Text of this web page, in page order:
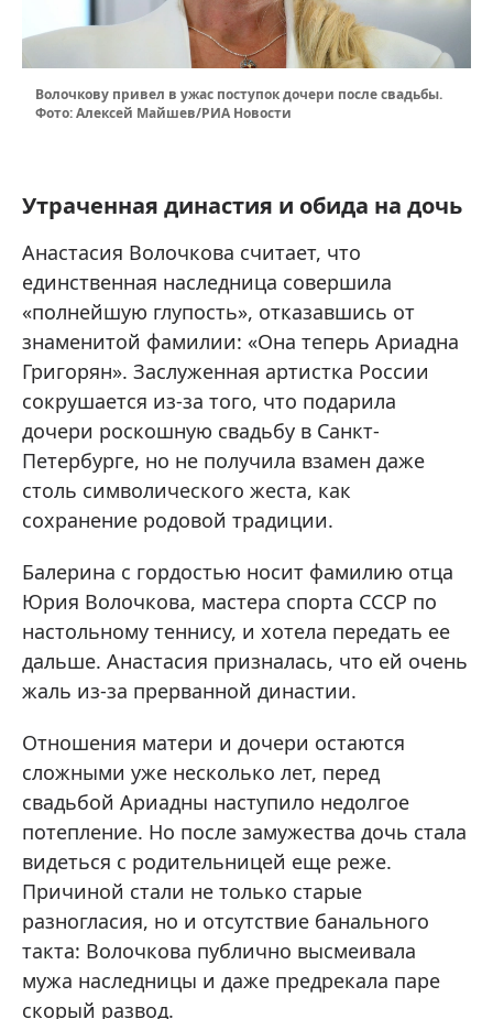
Волочкову привел в ужас поступок дочери после свадьбы.
Фото: Алексей Майшев/РИА Новости
Утраченная династия и обида на дочь
Анастасия Волочкова считает, что
единственная наследница совершила
«полнейшую глупость», отказавшись от
знаменитой фамилии: «Она теперь Ариадна
Григорян». Заслуженная артистка России
сокрушается из-за того, что подарила
дочери роскошную свадьбу в Санкт-
Петербурге, но не получила взамен даже
столь символического жеста, как
сохранение родовой традиции.
Балерина с гордостью носит фамилию отца
Юрия Волочкова, мастера спорта СССР по
настольному теннису, и хотела передать ее
дальше. Анастасия призналась, что ей очень
жаль из-за прерванной династии.
Отношения матери и дочери остаются
сложными уже несколько лет, перед
свадьбой Ариадны наступило недолгое
потепление. Но после замужества дочь стала
видеться с родительницей еще реже.
Причиной стали не только старые
разногласия, но и отсутствие банального
такта: Волочкова публично высмеивала
мужа наследницы и даже предрекала паре
скорый развод.